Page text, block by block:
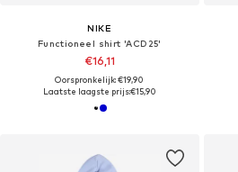
NIKE
Functioneel shirt 'ACD25'
€16,11
Oorspronkelijk: €19,90
Laatste laagste prijs:€15,90